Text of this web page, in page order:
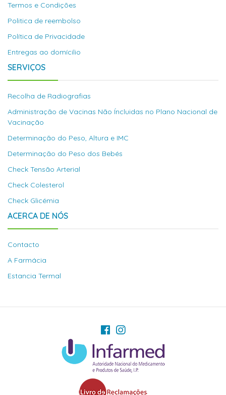
Termos e Condições
Politica de reembolso
Política de Privacidade
Entregas ao domícilio
SERVIÇOS
Recolha de Radiografias
Administração de Vacinas Não Íncluidas no Plano Nacional de
Vacinação
Determinação do Peso, Altura e IMC
Determinação do Peso dos Bebés
Check Tensão Arterial
Check Colesterol
Check Glicémia
ACERCA DE NÓS
Contacto
A Farmácia
Estancia Termal